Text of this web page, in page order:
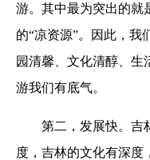
游。其中最为突出的就
的“凉资源”。因此，我
园清馨、文化清醇、生
游我们有底气。
第二，发展快。吉林
度，吉林的文化有深度